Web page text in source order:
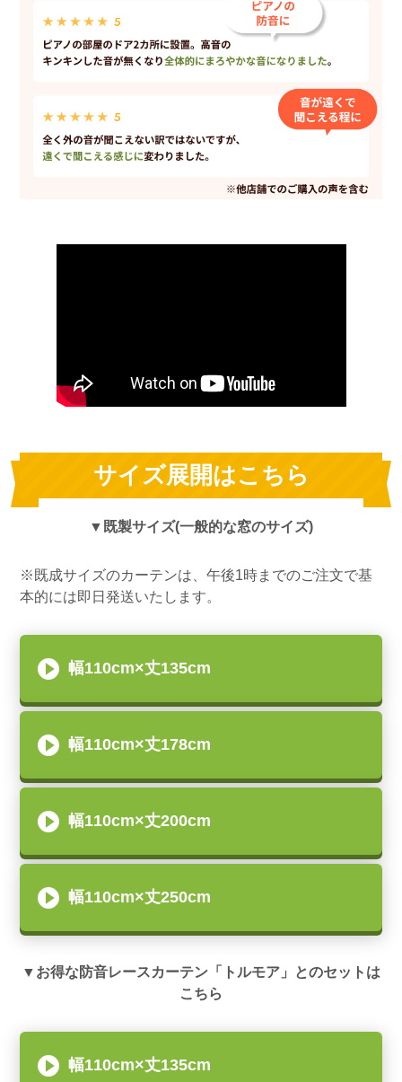
サイズ展開はこちら
▼既製サイズ(一般的な窓のサイズ)
※既成サイズのカーテンは、午後1時までのご注文で基
本的には即日発送いたします。
幅110cm×丈135cm
幅110cm×丈178cm
幅110cm×丈200cm
幅110cm×丈250cm
▼お得な防音レースカーテン「トルモア」とのセットは
こちら
幅110cm×丈135cm